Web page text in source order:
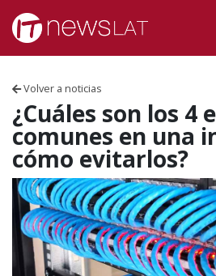
Skip to content
Volver a noticias
¿Cuáles son los 4
comunes en una
cómo evitarlos?ECUADOR
PERÚ
CHILE